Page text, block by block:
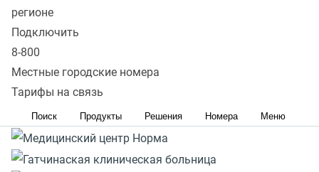
регионе
Подключить
8-800
Местные городские номера
Тарифы на связь
Поиск Продукты Решения Номера Меню